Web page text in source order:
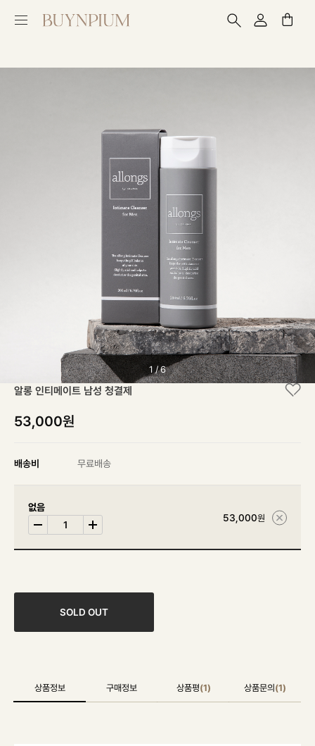
1/6
알롱 인티메이트 남성 청결제
53,000원
배송비 무료배송
없음
53,000원
SOLD OUT
상품정보 구매정보 상품평(1) 상품문의 (1)